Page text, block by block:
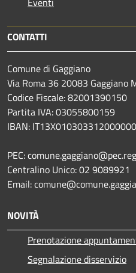
CONTATTI
Comune di Gaggiano
Via Roma 36 20083 Gaggiano
Codice Fiscale: 82001390150
Partita IVA: 03055800159
IBAN:
PEC:
Centralino Unico: 02 9089921
Email:
NOVITÀ
Prenotazione
Segnalazione disservizio